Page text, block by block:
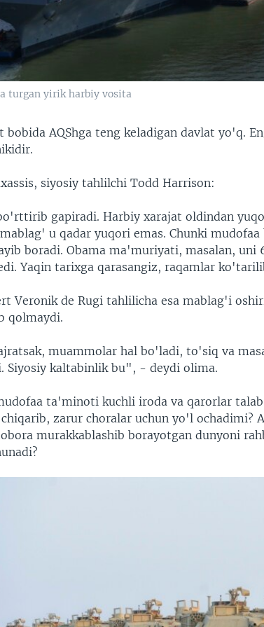
turgan yirik harbiy vosita
bobida AQShga teng keladigan davlat yo'q.
siyosiy tahlilchi Todd Harrison:
gapiradi. Harbiy xarajat oldindan
u qadar yuqori emas. Chunki
boradi. Obama ma'muriyati, masalan, uni
Yaqin tarixga qarasangiz, raqamlar
Veronik de Rugi tahlilicha esa mablag'i
qolmaydi.
muammolar hal bo'ladi, to'siq va
Siyosiy kaltabinlik bu", - deydi olima.
ta'minoti kuchli iroda va qarorlar
zarur choralar uchun yo'l ochadimi?
murakkablashib borayotgan dunyoni